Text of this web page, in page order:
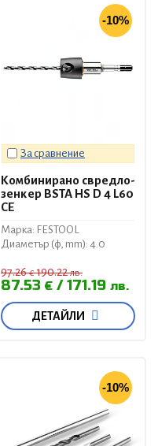
-10%
За сравнение
Комбинирано свредло-
зенкер BSTA HS D 4 L60
CE
Марка: FESTOOL
Диаметър (ф, mm): 4.0
97.26€190.22лв.
87.53 € 171.19 лв.
ДЕТАЙЛИ
-10%